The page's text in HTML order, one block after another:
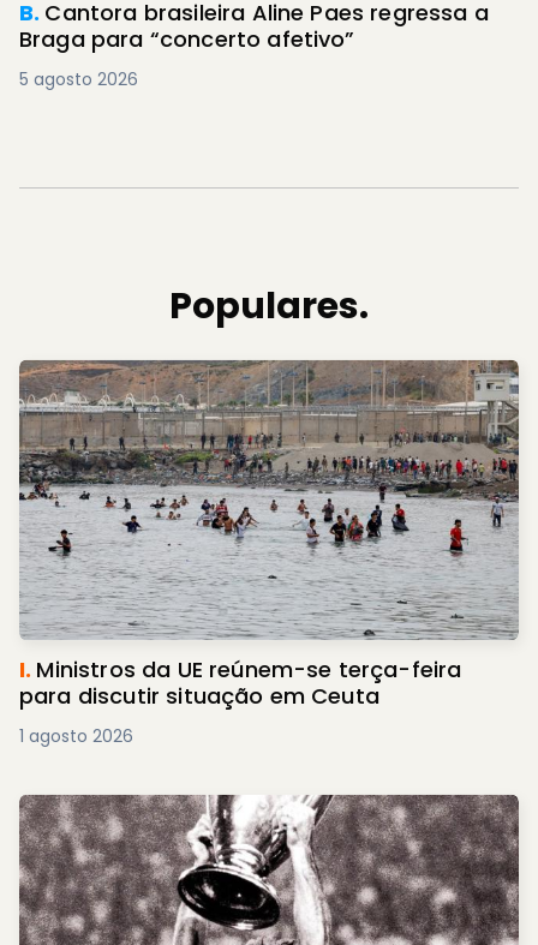
B. Cantora brasileira Aline Paes regressa a
Braga para “concerto afetivo”
5 agosto 2026
Populares.
I. Ministros da UE reúnem-se terça-feira
para discutir situação em Ceuta
1 agosto 2026